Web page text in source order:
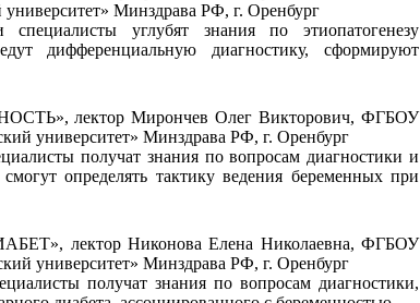
Минздрава РФ, г. Оренбург
углубят знания по этиопатогенезу
дифференциальную диагностику, сформируют
лектор Мирончев Олег Викторович, ФГБОУ
университет» Минздрава РФ, г. Оренбург
получат знания по вопросам диагностики и
определять тактику ведения беременных при
лектор Никонова Елена Николаевна, ФГБОУ
университет» Минздрава РФ, г. Оренбург
получат знания по вопросам диагностики,